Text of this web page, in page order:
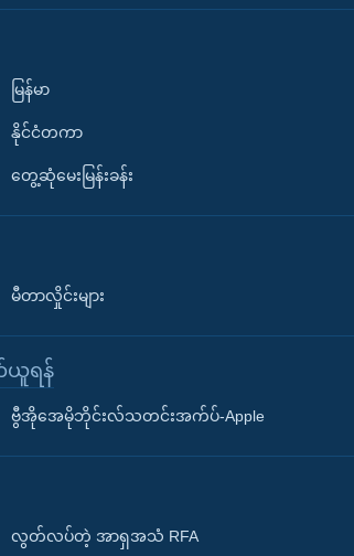
မြန်မာ
နိုင်ငံတကာ
တွေ့ဆုံမေးမြန်းခန်း
မီတာလှိုင်းများ
ယူရန်
ဗွီအိုအေမိုဘိုင်းလ်သတင်းအက်ပ်-Apple
လွတ်လပ်တဲ့ အာရှအသံ RFA